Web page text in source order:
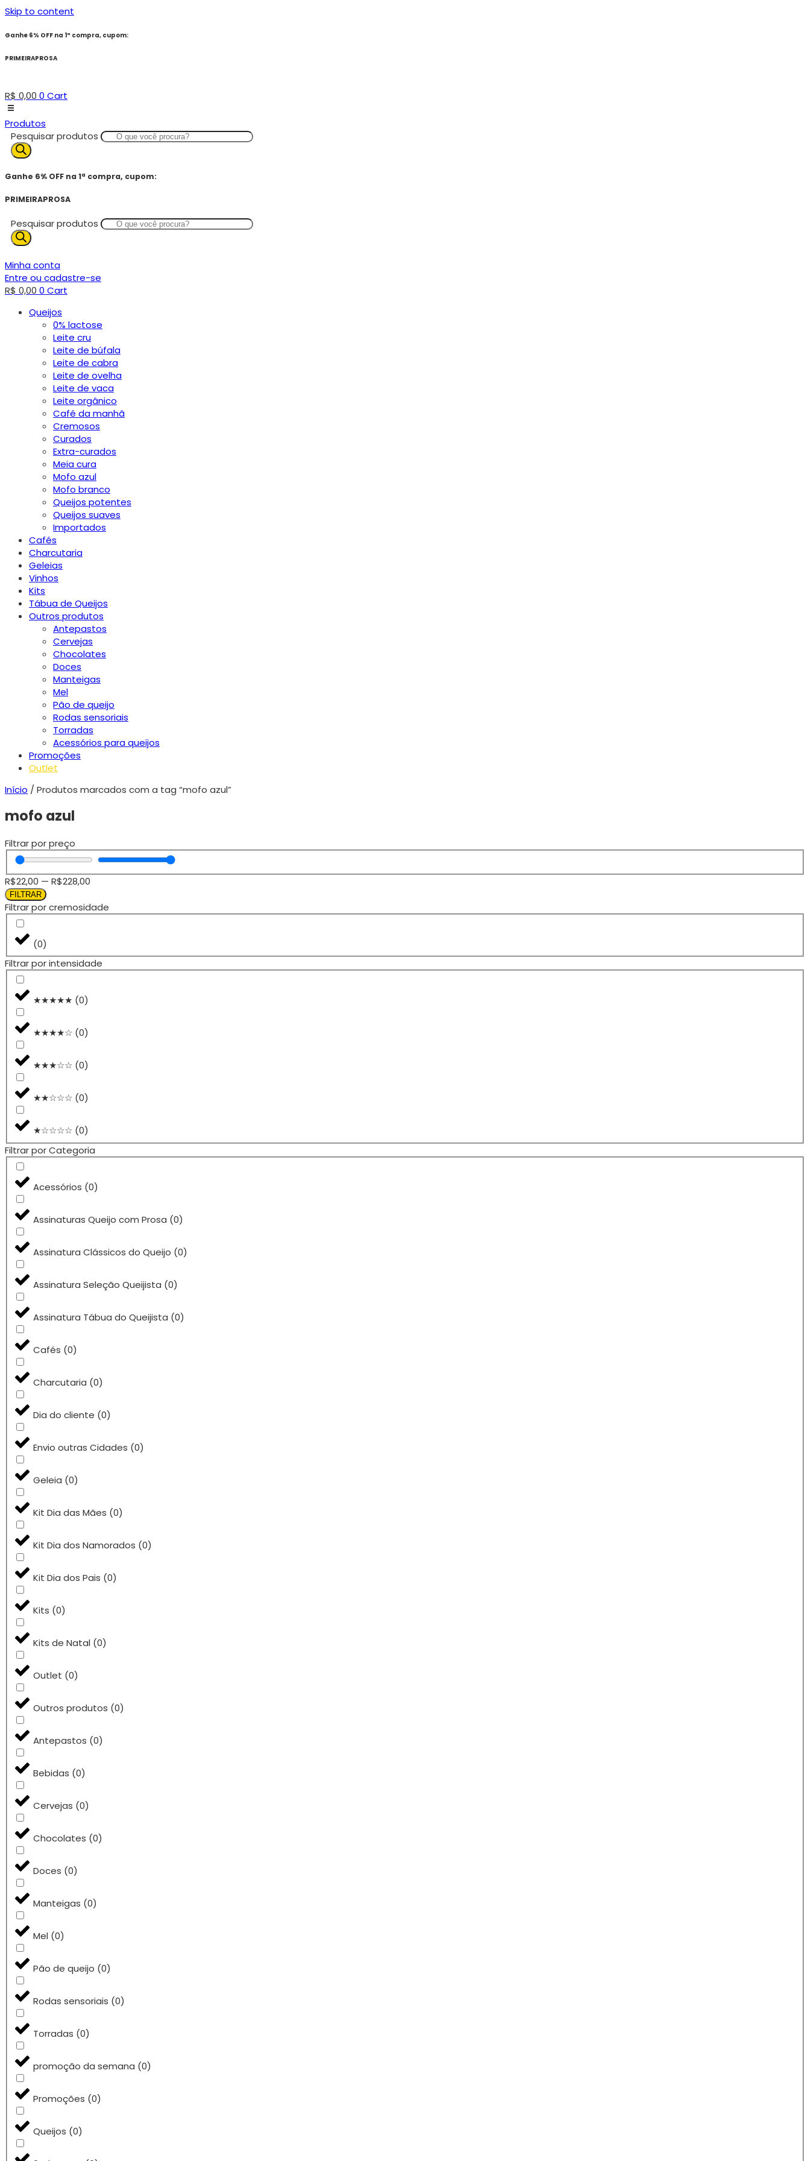
Skip to content
Ganhe 6% OFF na 1ª compra, cupom:
PRIMEIRAPROSA
R$ 0,00 0 Cart
Produtos
Pesquisar produtos
Ganhe 6% OFF na 1ª compra, cupom:
PRIMEIRAPROSA
Pesquisar produtos
Minha conta
Entre ou cadastre-se
R$ 0,00 0 Cart
Queijos
0% lactose
Leite cru
Leite de búfala
Leite de cabra
Leite de ovelha
Leite de vaca
Leite orgânico
Café da manhã
Cremosos
Curados
Extra-curados
Meia cura
Mofo azul
Mofo branco
Queijos potentes
Queijos suaves
Importados
Cafés
Charcutaria
Geleias
Vinhos
Kits
Tábua de Queijos
Outros produtos
Antepastos
Cervejas
Chocolates
Doces
Manteigas
Mel
Pão de queijo
Rodas sensoriais
Torradas
Acessórios para queijos
Promoções
Outlet
Início / Produtos marcados com a tag “mofo azul”
mofo azul
Filtrar por preço
R$22,00 — R$228,00
FILTRAR
Filtrar por cremosidade
(0)
Filtrar por intensidade
★★★★★ (0)
★★★★☆ (0)
★★★☆☆ (0)
★★☆☆☆ (0)
★☆☆☆☆ (0)
Filtrar por Categoria
Acessórios (0)
Assinaturas Queijo com Prosa (0)
Assinatura Clássicos do Queijo (0)
Assinatura Seleção Queijista (0)
Assinatura Tábua do Queijista (0)
Cafés (0)
Charcutaria (0)
Dia do cliente (0)
Envio outras Cidades (0)
Geleia (0)
Kit Dia das Mães (0)
Kit Dia dos Namorados (0)
Kit Dia dos Pais (0)
Kits (0)
Kits de Natal (0)
Outlet (0)
Outros produtos (0)
Antepastos (0)
Bebidas (0)
Cervejas (0)
Chocolates (0)
Doces (0)
Manteigas (0)
Mel (0)
Pão de queijo (0)
Rodas sensoriais (0)
Torradas (0)
promoção da semana (0)
Promoções (0)
Queijos (0)